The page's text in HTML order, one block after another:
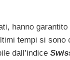
hanno garantito
tempi si sono
dall’indice